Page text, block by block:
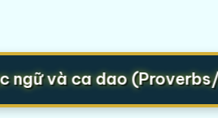
và ca dao (Proverbs/